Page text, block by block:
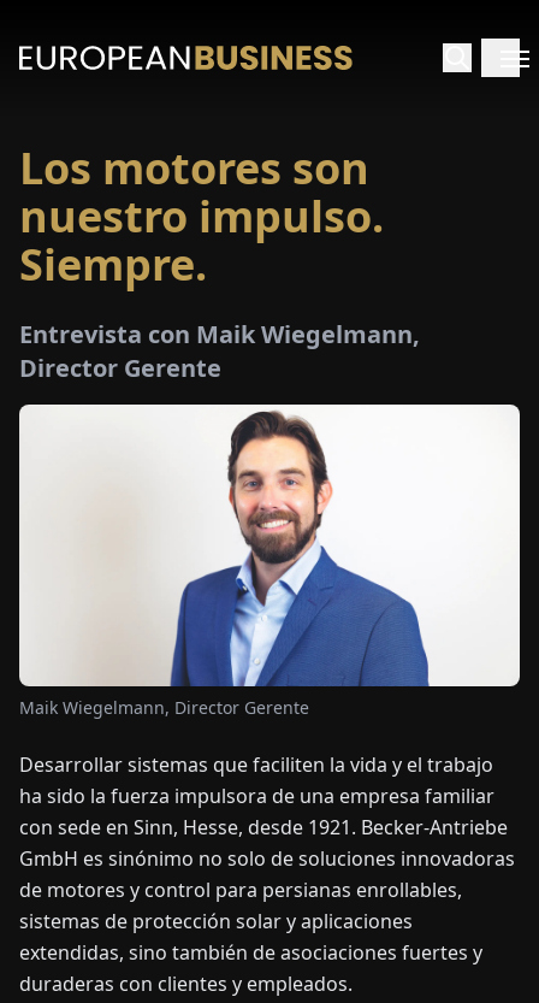
ENDEFRES ITNLPLHU
CONTÁCTENOS
Los motores son
nuestro impulso.
Siempre.
Entrevista con Maik Wiegelmann,
Director Gerente
Maik Wiegelmann, Director Gerente
Desarrollar sistemas que faciliten la vida y el trabajo
ha sido la fuerza impulsora de una empresa familiar
con sede en Sinn, Hesse, desde 1921. Becker-Antriebe
GmbH es sinónimo no solo de soluciones innovadoras
de motores y control para persianas enrollables,
sistemas de protección solar y aplicaciones
extendidas, sino también de asociaciones fuertes y
duraderas con clientes y empleados.